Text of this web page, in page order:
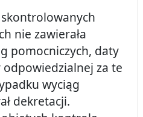
nie zawierała
pomocniczych, daty
za te
wyciąg
dekretacji.